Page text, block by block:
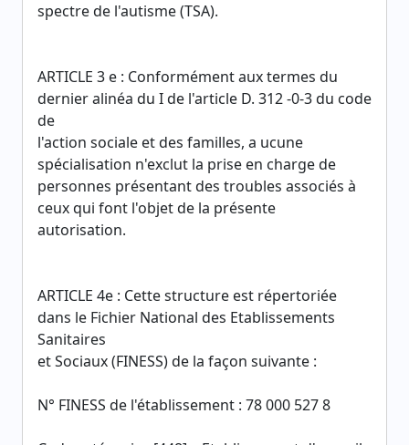
spectre de l'autisme (TSA).
ARTICLE 3 e : Conformément aux termes du
dernier alinéa du I de l'article D. 312 -0-3 du code
de
l'action sociale et des familles, a ucune
spécialisation n'exclut la prise en charge de
personnes présentant des troubles associés à
ceux qui font l'objet de la présente
autorisation.
ARTICLE 4e : Cette structure est répertoriée
dans le Fichier National des Etablissements
Sanitaires
et Sociaux (FINESS) de la façon suivante :
N° FINESS de l'établissement : 78 000 527 8